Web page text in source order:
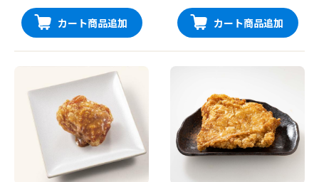
カート商品追加 カート商品追加